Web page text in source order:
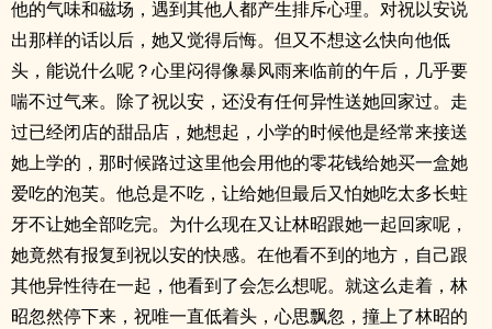
他的气味和磁场，遇到其他人都产生排斥心理。对祝以安说
出那样的话以后，她又觉得后悔。但又不想这么快向他低
头，能说什么呢？心里闷得像暴风雨来临前的午后，几乎要
喘不过气来。除了祝以安，还没有任何异性送她回家过。走
过已经闭店的甜品店，她想起，小学的时候他是经常来接送
她上学的，那时候路过这里他会用他的零花钱给她买一盒她
爱吃的泡芙。他总是不吃，让给她但最后又怕她吃太多长蛀
牙不让她全部吃完。为什么现在又让林昭跟她一起回家呢，
她竟然有报复到祝以安的快感。在他看不到的地方，自己跟
其他异性待在一起，他看到了会怎么想呢。就这么走着，林
昭忽然停下来，祝唯一直低着头，心思飘忽，撞上了林昭的